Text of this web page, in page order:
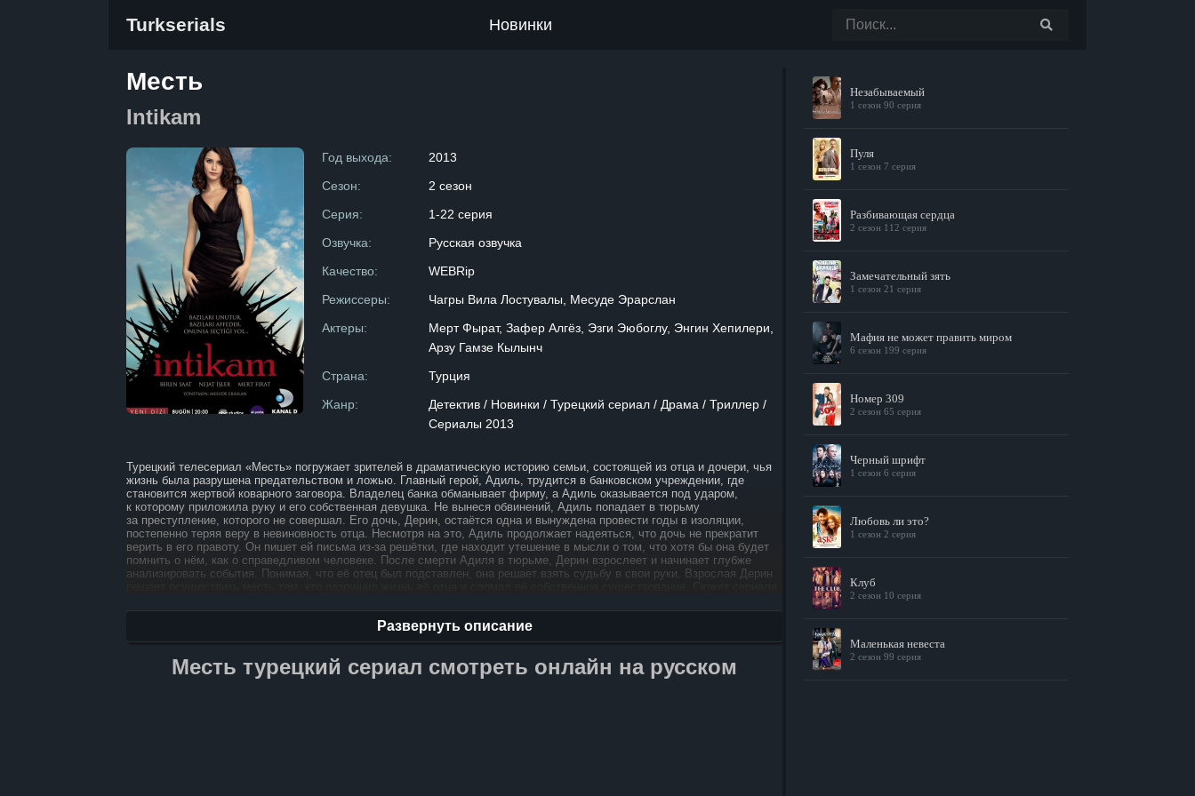
Turkserials Новинки
Месть
Intikam
Год выхода:
2013
Сезон:
2 сезон
Серия:
1-22 серия
Озвучка:
Русская озвучка
Качество:
WEBRip
Режиссеры:
Чагры Вила Лостувалы, Месуде Эрарслан
Актеры:
Мерт Фырат, Зафер Алгёз, Эзги Эюбоглу, Энгин Хепилери,
Арзу Гамзе Кылынч
Страна:
Турция
Жанр:
Детектив / Новинки / Турецкий сериал / Драма / Триллер /
Сериалы 2013
Турецкий телесериал «Месть» погружает зрителей в драматическую историю семьи, состоящей из отца и дочери, чья
жизнь была разрушена предательством и ложью. Главный герой, Адиль, трудится в банковском учреждении, где
становится жертвой коварного заговора. Владелец банка обманывает фирму, а Адиль оказывается под ударом,
к которому приложила руку и его собственная девушка. Не вынеся обвинений, Адиль попадает в тюрьму
за преступление, которого не совершал. Его дочь, Дерин, остаётся одна и вынуждена провести годы в изоляции,
постепенно теряя веру в невиновность отца. Несмотря на это, Адиль продолжает надеяться, что дочь не прекратит
верить в его правоту. Он пишет ей письма из-за решётки, где находит утешение в мысли о том, что хотя бы она будет
помнить о нём, как о справедливом человеке. После смерти Адиля в тюрьме, Дерин взрослеет и начинает глубже
анализировать события. Понимая, что её отец был подставлен, она решает взять судьбу в свои руки. Взрослая Дерин
и эмоциями.
Развернуть описание
Месть турецкий сериал смотреть онлайн на русском
Незабываемый
1 сезон 90 серия
Пуля
1 сезон 7 серия
Разбивающая сердца
2 сезон 112 серия
Замечательный зять
1 сезон 21 серия
Мафия не может править миром
6 сезон 199 серия
Номер 309
2 сезон 65 серия
Черный шрифт
1 сезон 6 серия
Любовь ли это?
1 сезон 2 серия
Клуб
2 сезон 10 серия
Маленькая невеста
2 сезон 99 серия